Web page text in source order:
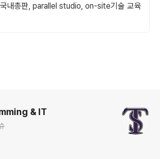
국내총판, parallel studio, on-site기술 교육
& IT